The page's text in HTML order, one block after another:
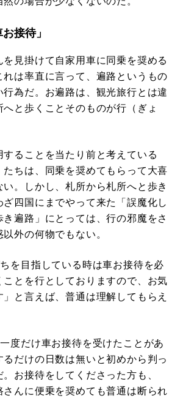
接待」
見掛けて自家用車に同乗を奨める
れは率直に言って、遍路というもの
行為だ。お遍路は、観光旅行とは違
へと歩くことそのものが行（ぎょ
ることを当たり前と考えている
たちは、同乗を奨めてもらって大喜
。しかし、札所から札所へと歩き
四国にまでやって来た「誤魔化し
き遍路」にとっては、行の邪魔をさ
外の何物でもない。
を目指している時は車お接待を必
ことを行としておりますので、お気
と言えば、普通は理解してもらえ
度だけ車お接待を受けたことがあ
るだけの日数は無いと初めから判っ
お接待をしてくださった方も、
さんに便乗を奨めても普通は断られ